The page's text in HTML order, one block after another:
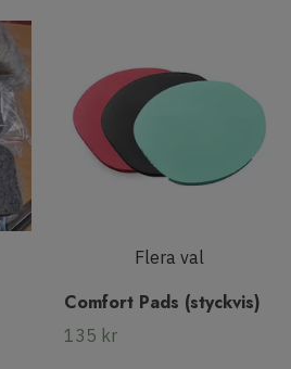
Flera val
Comfort Pads (styckvis)
135 kr